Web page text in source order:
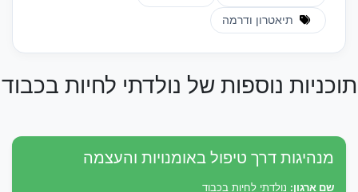
תיאטרון ודרמה
תוכניות נוספות של נולדתי לחיות בכבוד
מנהיגות דרך טיפול באומנויות והעצמה
שם ארגון: נולדתי לחיות בכבוד